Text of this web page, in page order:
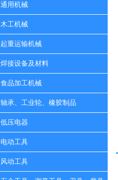
通用机械
木工机械
起重运输机械
焊接设备及材料
食品加工机械
轴承、工业轮、橡胶制品
低压电器
电动工具
风动工具